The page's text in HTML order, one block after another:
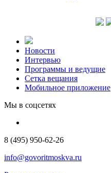
Новости
Интервью
Программы и ведущие
Сетка вещания
Мобильное приложение
Мы в соцсетях
8 (495) 950-62-26
info@govoritmoskva.ru